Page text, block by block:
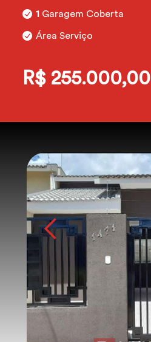
1 Garagem Coberta
Área Serviço
R$ 255.000,00